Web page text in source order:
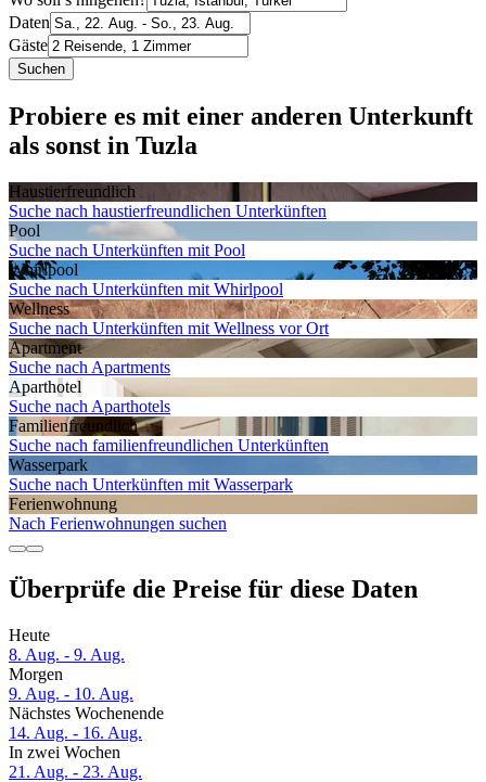
Daten
Gäste
Suchen
Probiere es mit einer anderen Unterkunft
als sonst in Tuzla
Haustier­freundlich
Suche nach haustierfreundlichen Unterkünften
Pool
Suche nach Unterkünften mit Pool
Whirlpool
Suche nach Unterkünften mit Whirlpool
Wellness
Suche nach Unterkünften mit Wellness vor Ort
Apartment
Suche nach Apartments
Aparthotel
Suche nach Aparthotels
Familien­freundlich
Suche nach familienfreundlichen Unterkünften
Wasserpark
Suche nach Unterkünften mit Wasserpark
Ferien­wohnung
Nach Ferienwohnungen suchen
Überprüfe die Preise für diese Daten
Heute
8. Aug. - 9. Aug.
Morgen
9. Aug. - 10. Aug.
Nächstes Wochenende
14. Aug. - 16. Aug.
In zwei Wochen
21. Aug. - 23. Aug.